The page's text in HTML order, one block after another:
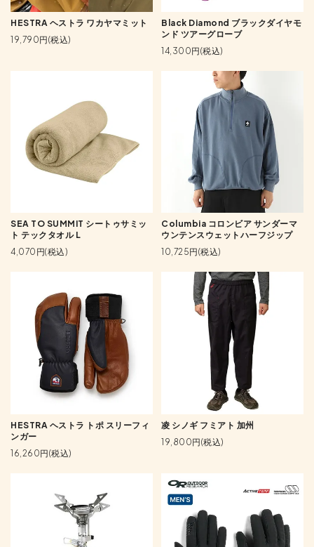
HESTRA ヘストラ ワカヤマミット
19,790円(税込)
Black Diamond ブラックダイヤモ
ンド ツアーグローブ
14,300円(税込)
SEA TO SUMMIT シートゥサミッ
ト テックタオル L
4,070円(税込)
Columbia コロンビア サンダーマ
ウンテンスウェットハーフジップ
10,725円(税込)
HESTRA ヘストラ トポ スリーフィ
ンガー
16,260円(税込)
凌 シノギ フミアト 加州
19,800円(税込)